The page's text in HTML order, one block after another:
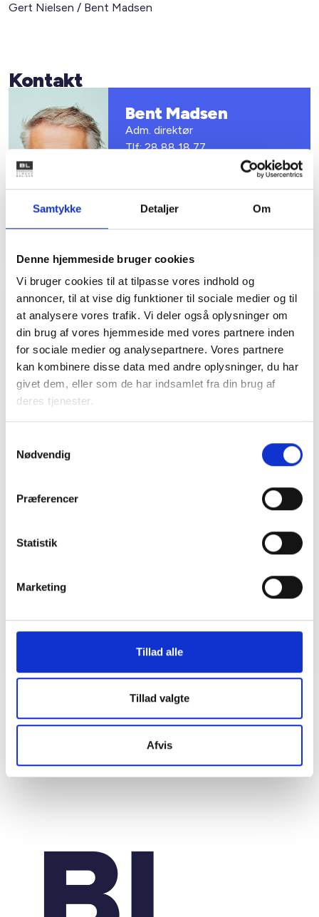
Samtykke Detaljer Om
Denne hjemmeside bruger cookies
Vi bruger cookies til at tilpasse vores indhold og
annoncer, til at vise dig funktioner til sociale medier og til
at analysere vores trafik. Vi deler også oplysninger om
din brug af vores hjemmeside med vores partnere inden
for sociale medier og analysepartnere. Vores partnere
kan kombinere disse data med andre oplysninger, du har
givet dem, eller som de har indsamlet fra din brug af
deres tjenester.
Nødvendig
Præferencer
Statistik
Marketing
Tillad alle
Tillad valgte
Afvis
Gert Nielsen / Bent Madsen
Kontakt
Bent Madsen
Adm. direktør
Tlf: 28 88 18 77
Relateret indhold Viden
BL INFORMERER
Nye krav om fjernaflæste målere – alle
ejendomme skal være klar senest 1. januar
2027
Ansvar for nødforsyning i plejeboliger ved
BL INFORMERER
plejeboliger